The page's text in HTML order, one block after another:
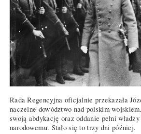
Rada Regencyjna oficjalnie przekazała
naczelne dowództwo nad polskim
swoją abdykację oraz oddanie pełni
narodowemu. Stało się to trzy dni później.